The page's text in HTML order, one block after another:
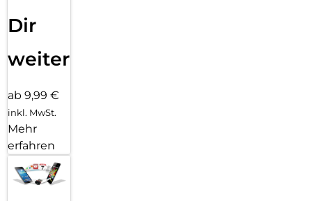
Dir
weiter
ab 9,99 €
inkl. MwSt.
Mehr
erfahren